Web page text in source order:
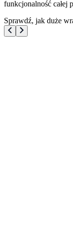
funkcjonalność całej
Sprawdź, jak duże